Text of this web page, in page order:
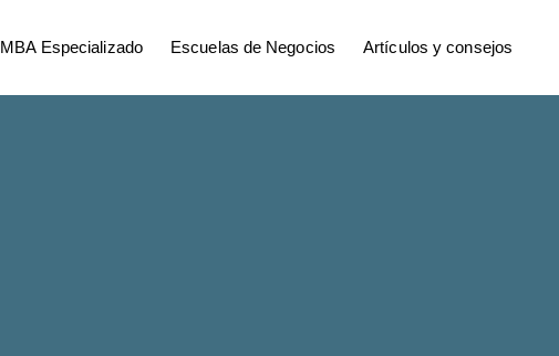
MBA Especializado Escuelas de Negocios Artículos y consejos